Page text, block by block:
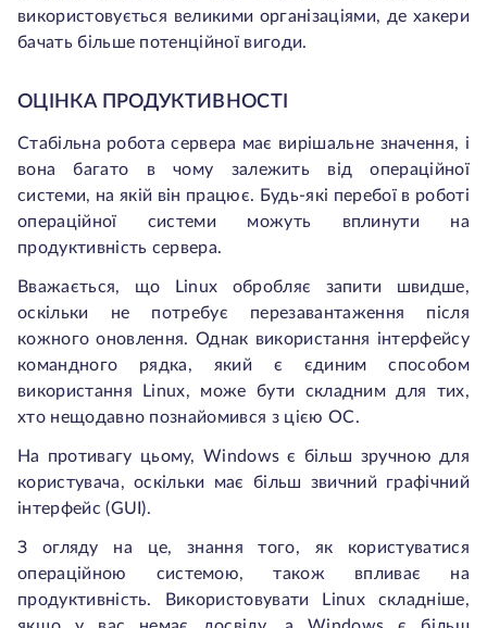
використовується великими організаціями, де хакери
бачать більше потенційної вигоди.
ОЦІНКА ПРОДУКТИВНОСТІ
Стабільна робота сервера має вирішальне значення, і
вона багато в чому залежить від операційної
системи, на якій він працює. Будь-які перебої в роботі
операційної системи можуть вплинути на
продуктивність сервера.
Вважається, що Linux обробляє запити швидше,
оскільки не потребує перезавантаження після
кожного оновлення. Однак використання інтерфейсу
командного рядка, який є єдиним способом
використання Linux, може бути складним для тих,
хто нещодавно познайомився з цією ОС.
На противагу цьому, Windows є більш зручною для
користувача, оскільки має більш звичний графічний
інтерфейс (GUI).
З огляду на це, знання того, як користуватися
операційною системою, також впливає на
продуктивність. Використовувати Linux складніше,